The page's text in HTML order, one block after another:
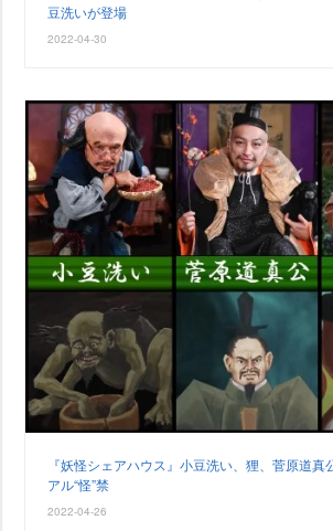
豆洗いが登場
2022-04-30
『妖怪シェアハウス』小豆洗い、狸、菅原道
アル“怪”禁
2022-04-26